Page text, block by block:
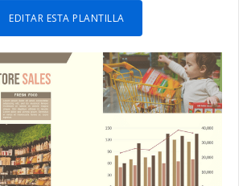
EDITAR ESTA PLANTILLA